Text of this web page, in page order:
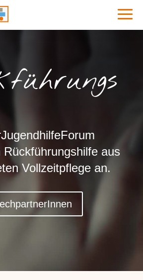
Rückführungshilfe aus
Vollzeitpflege an.